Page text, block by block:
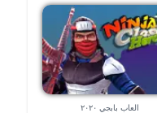
العاب بابجي ٢٠٢٠